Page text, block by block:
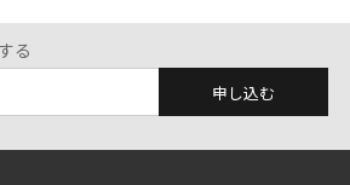
る
申し込む